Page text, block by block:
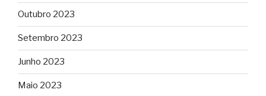
Outubro 2023
Setembro 2023
Junho 2023
Maio 2023